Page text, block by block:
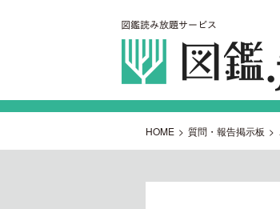
HOME > 質問・報告掲示板 >